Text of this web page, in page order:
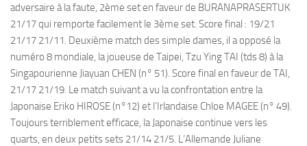
adversaire à la faute, 2ème set en faveur de BURANAPRASERTUK
21/17 qui remporte facilement le 3ème set. Score final : 19/21
21/17 21/11. Deuxième match des simple dames, il a opposé la
numéro 8 mondiale, la joueuse de Taipei, Tzu Ying TAI (tds 8) à la
Singapourienne Jiayuan CHEN (n° 51). Score final en faveur de TAI,
21/17 21/19. Le match suivant a vu la confrontation entre la
Japonaise Eriko HIROSE (n°12) et l’Irlandaise Chloe MAGEE (n° 49).
Toujours terriblement efficace, la Japonaise continue vers les
quarts, en deux petits sets 21/14 21/5. L’Allemande Juliane